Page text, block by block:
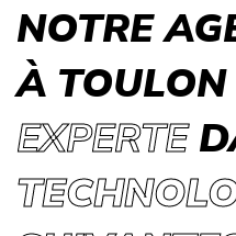
NOTRE
À TOULON
EXPERTE